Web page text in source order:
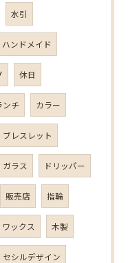
水引
ハンドメイド
休日
ンチ カラー
ブレスレット
ガラス ドリッパー
販売店 指輪
ワックス 木製
セシルデザイン